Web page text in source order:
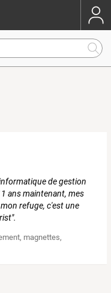
de gestion
ans maintenant, mes
refuge, c'est une
, magnettes,